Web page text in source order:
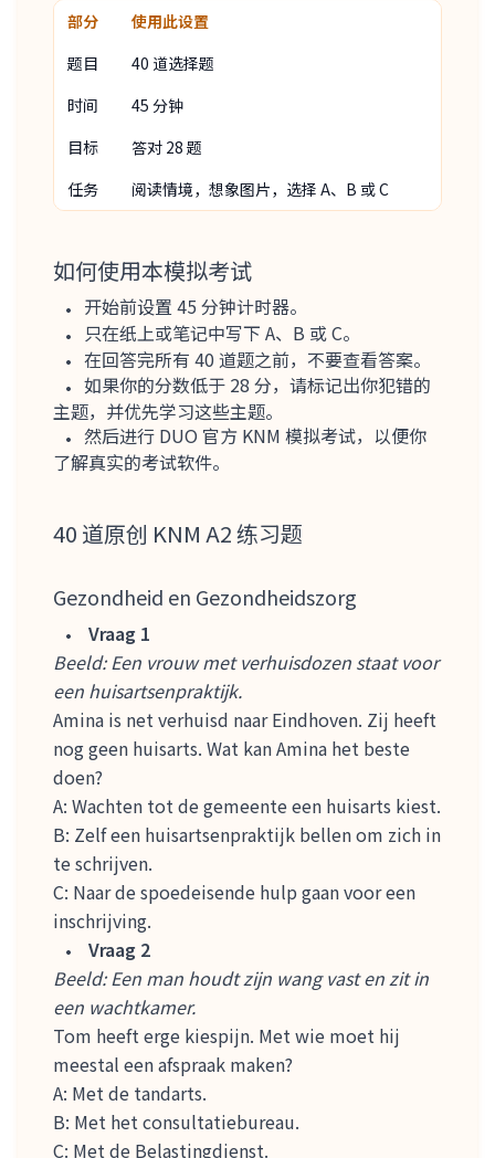
部分
使用此设置
题目
40 道选择题
时间
45 分钟
目标
答对 28 题
任务
阅读情境，想象图片，选择 A、B 或 C
如何使用本模拟考试
开始前设置 45 分钟计时器。
只在纸上或笔记中写下 A、B 或 C。
在回答完所有 40 道题之前，不要查看答案。
如果你的分数低于 28 分，请标记出你犯错的
主题，并优先学习这些主题。
然后进行 DUO 官方 KNM 模拟考试，以便你
了解真实的考试软件。
40 道原创 KNM A2 练习题
Gezondheid en Gezondheidszorg
Vraag 1
Beeld: Een vrouw met verhuisdozen staat voor
een huisartsenpraktijk.
Amina is net verhuisd naar Eindhoven. Zij heeft
nog geen huisarts. Wat kan Amina het beste
doen?
A: Wachten tot de gemeente een huisarts kiest.
B: Zelf een huisartsenpraktijk bellen om zich in
te schrijven.
C: Naar de spoedeisende hulp gaan voor een
inschrijving.
Vraag 2
Beeld: Een man houdt zijn wang vast en zit in
een wachtkamer.
Tom heeft erge kiespijn. Met wie moet hij
meestal een afspraak maken?
A: Met de tandarts.
B: Met het consultatiebureau.
C: Met de Belastingdienst.